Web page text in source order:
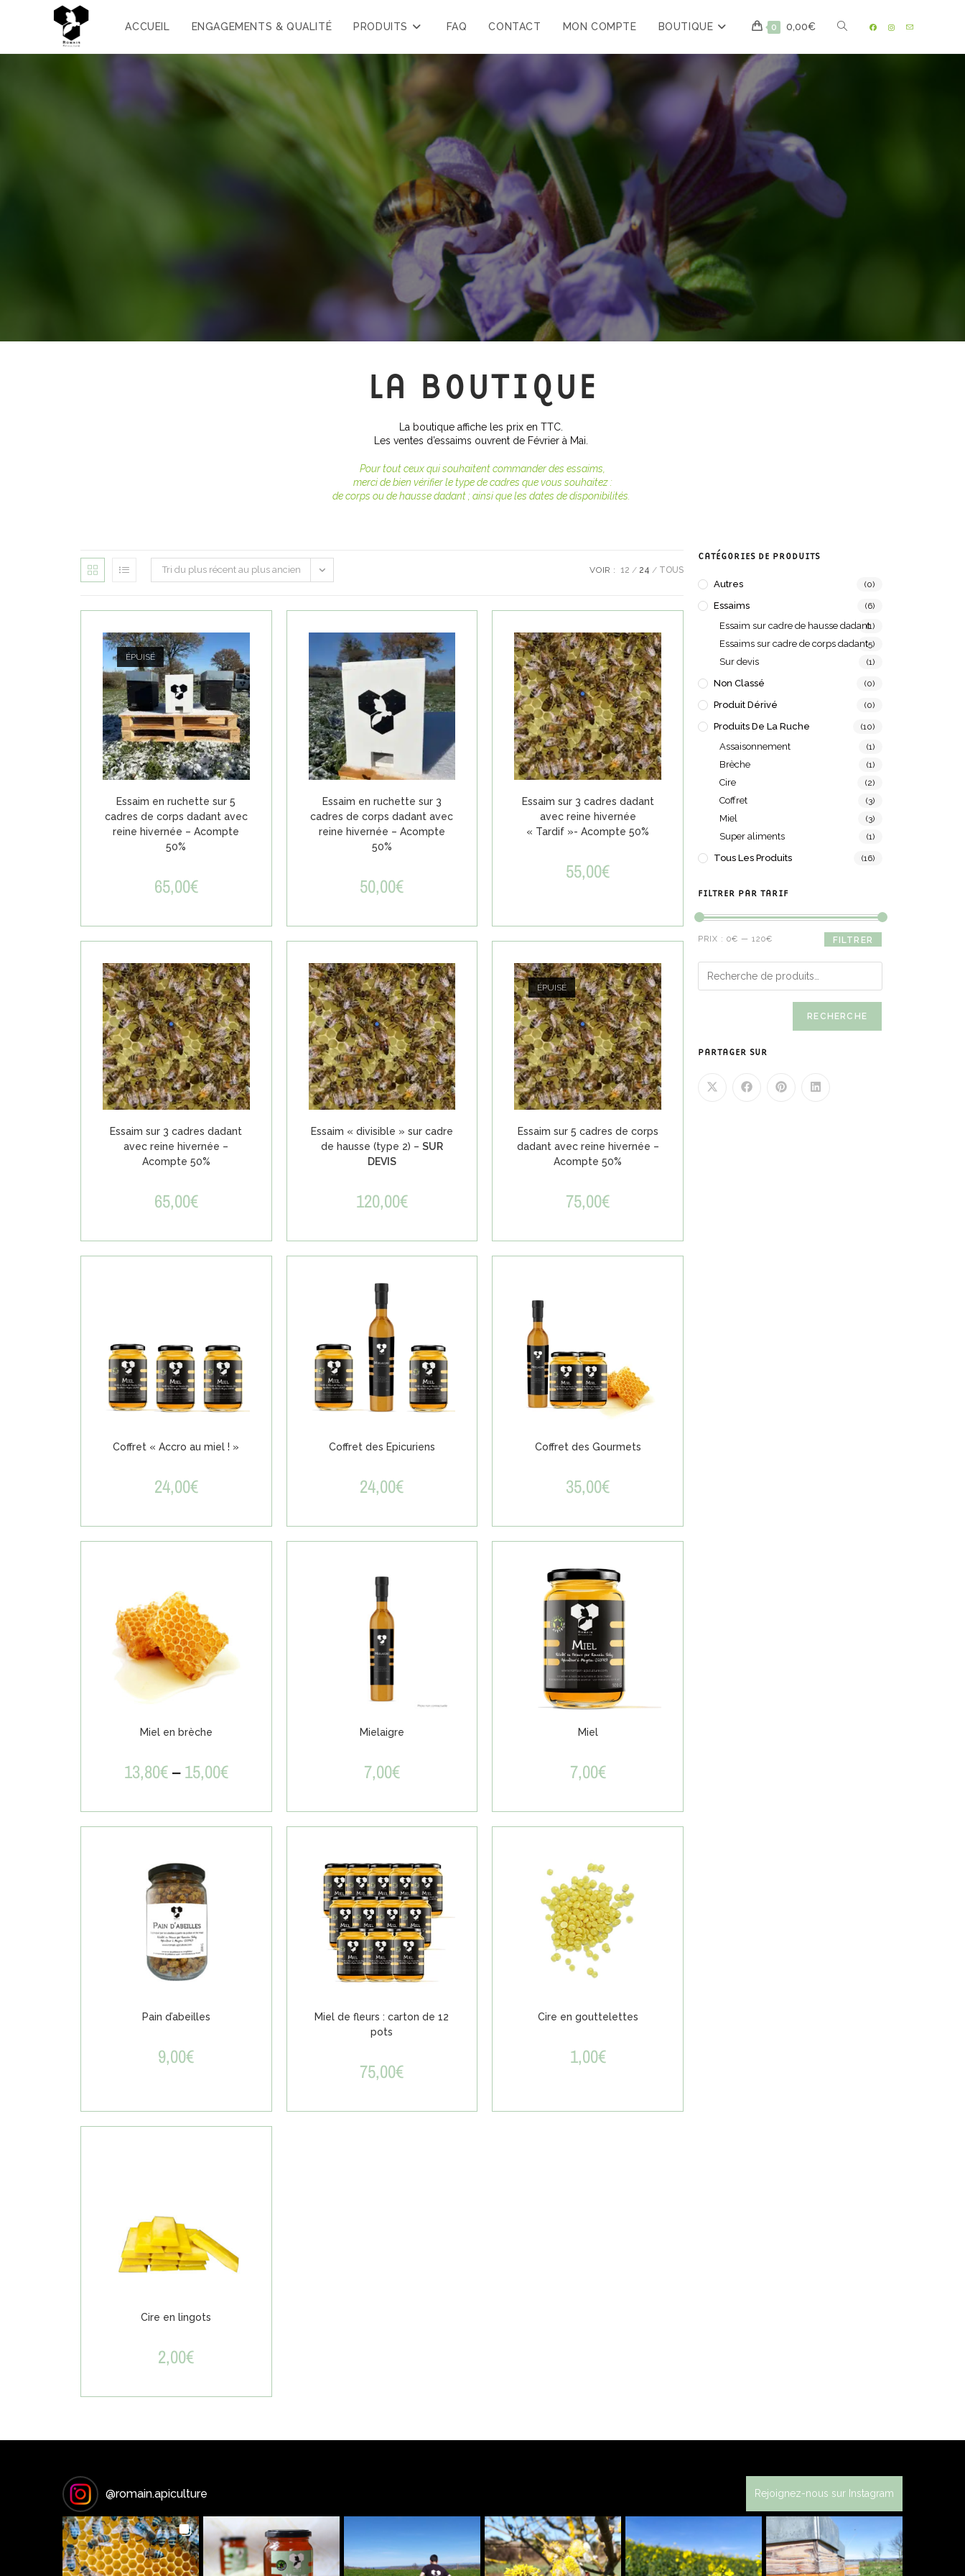
ACCUEIL ENGAGEMENTS & QUALITÉ PRODUITS FAQ CONTACT MON COMPTE BOUTIQUE 0 0,00€
LA BOUTIQUE
La boutique affiche les prix en TTC.
Les ventes d’essaims ouvrent de Février à Mai.
Pour tout ceux qui souhaitent commander des essaims,
merci de bien vérifier le type de cadres que vous souhaitez :
de corps ou de hausse dadant ; ainsi que les dates de disponibilités.
Tri du plus récent au plus ancien VOIR : 12 24 TOUS
ÉPUISÉ
Essaim en ruchette sur 5
cadres de corps dadant avec
reine hivernée – Acompte
50%
65,00€
Essaim en ruchette sur 3
cadres de corps dadant avec
reine hivernée – Acompte
50%
50,00€
Essaim sur 3 cadres dadant
avec reine hivernée
« Tardif »- Acompte 50%
55,00€
Essaim sur 3 cadres dadant
avec reine hivernée –
Acompte 50%
65,00€
Essaim « divisible » sur cadre
de hausse (type 2) – SUR
DEVIS
120,00€
ÉPUISÉ
Essaim sur 5 cadres de corps
dadant avec reine hivernée –
Acompte 50%
75,00€
Coffret « Accro au miel ! »
24,00€
Coffret des Epicuriens
24,00€
Coffret des Gourmets
35,00€
Miel en brèche
13,80€–15,00€
Mielaigre
7,00€
Miel
7,00€
Pain d’abeilles
9,00€
Miel de fleurs : carton de 12
pots
75,00€
Cire en gouttelettes
1,00€
Cire en lingots
2,00€
CATÉGORIES DE PRODUITS
Autres (0)
Essaims (6)
Essaim sur cadre de hausse dadant(1)
Essaims sur cadre de corps dadant(5)
Sur devis (1)
Non Classé (0)
Produit Dérivé (0)
Produits De La Ruche (10)
Assaisonnement (1)
Brèche (1)
Cire (2)
Coffret (3)
Miel (3)
Super aliments (1)
Tous Les Produits (16)
FILTRER PAR TARIF
FILTRER
PRIX : 0€ — 120€
RECHERCHE
PARTAGER SUR
@romain.apiculture Rejoignez-nous sur Instagram